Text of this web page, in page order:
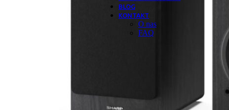
BLOG
KONTAKT
O nas
FAQ